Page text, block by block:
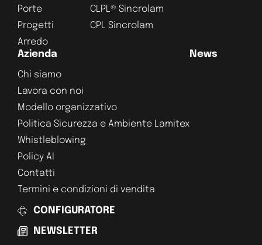
Porte
Progetti
Arredo
CLPL® Sincrolam
CPL Sincrolam
Azienda
Chi siamo
Lavora con noi
Modello organizzativo
Politica Sicurezza e Ambiente Lamitex
Whistleblowing
Policy AI
Contatti
Termini e condizioni di vendita
News
CONFIGURATORE
NEWSLETTER